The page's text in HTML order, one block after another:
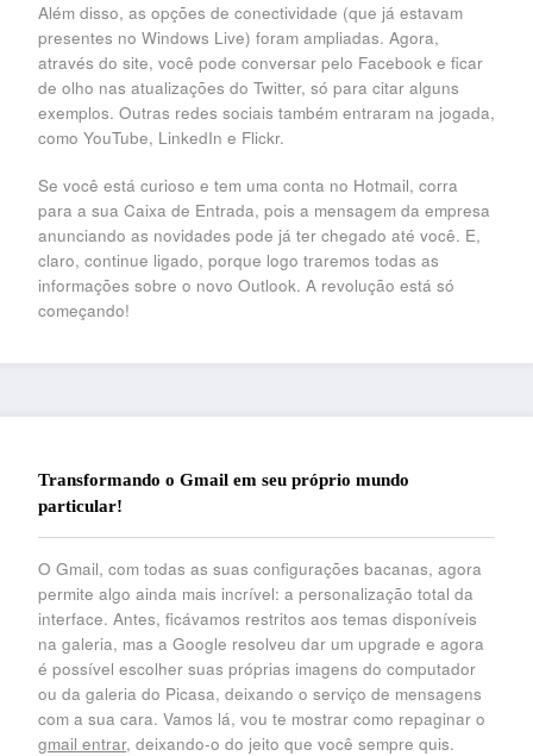
Além disso, as opções de conectividade (que já estavam
presentes no Windows Live) foram ampliadas. Agora,
através do site, você pode conversar pelo Facebook e ficar
de olho nas atualizações do Twitter, só para citar alguns
exemplos. Outras redes sociais também entraram na jogada,
como YouTube, LinkedIn e Flickr.
Se você está curioso e tem uma conta no Hotmail, corra
para a sua Caixa de Entrada, pois a mensagem da empresa
anunciando as novidades pode já ter chegado até você. E,
claro, continue ligado, porque logo traremos todas as
informações sobre o novo Outlook. A revolução está só
começando!
Transformando o Gmail em seu próprio mundo
particular!
O Gmail, com todas as suas configurações bacanas, agora
permite algo ainda mais incrível: a personalização total da
interface. Antes, ficávamos restritos aos temas disponíveis
na galeria, mas a Google resolveu dar um upgrade e agora
é possível escolher suas próprias imagens do computador
ou da galeria do Picasa, deixando o serviço de mensagens
com a sua cara. Vamos lá, vou te mostrar como repaginar o
gmail entrar, deixando-o do jeito que você sempre quis.